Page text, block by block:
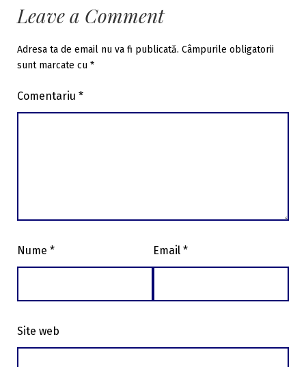
Leave a Comment
Adresa ta de email nu va fi publicată. Câmpurile obligatorii
sunt marcate cu *
Comentariu *
Nume * Email *
Site web